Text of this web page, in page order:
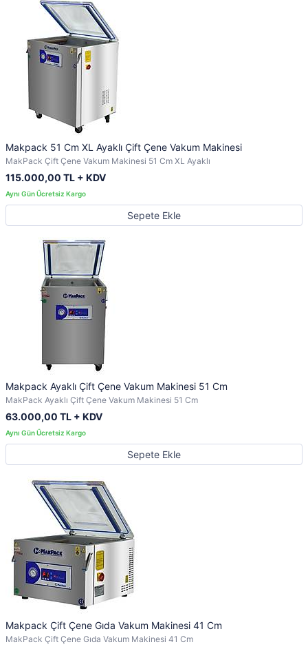
Makpack 51 Cm XL Ayaklı Çift Çene Vakum Makinesi
MakPack Çift Çene Vakum Makinesi 51 Cm XL Ayaklı
115.000,00 TL + KDV
Sepete Ekle
Makpack Ayaklı Çift Çene Vakum Makinesi 51 Cm
MakPack Ayaklı Çift Çene Vakum Makinesi 51 Cm
63.000,00 TL + KDV
Sepete Ekle
Makpack Çift Çene Gıda Vakum Makinesi 41 Cm
MakPack Çift Çene Gıda Vakum Makinesi 41 Cm